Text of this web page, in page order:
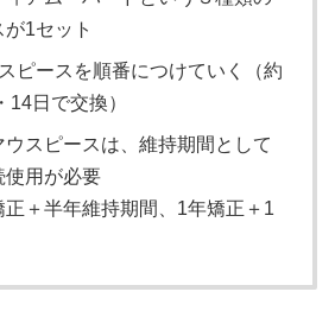
1セット
ピースを順番につけていく（約
14日で交換）
スピースは、維持期間として
使用が必要
正＋半年維持期間、1年矯正＋1